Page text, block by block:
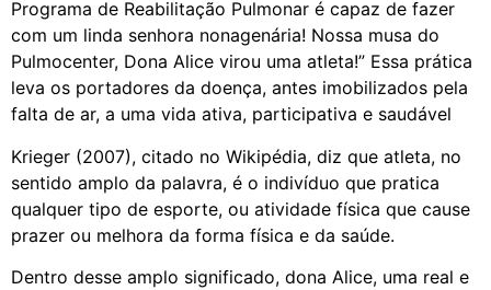
Programa de Reabilitação Pulmonar é capaz de fazer
com um linda senhora nonagenária! Nossa musa do
Pulmocenter, Dona Alice virou uma atleta!” Essa prática
leva os portadores da doença, antes imobilizados pela
falta de ar, a uma vida ativa, participativa e saudável
Krieger (2007), citado no Wikipédia, diz que atleta, no
sentido amplo da palavra, é o indivíduo que pratica
qualquer tipo de esporte, ou atividade física que cause
prazer ou melhora da forma física e da saúde.
Dentro desse amplo significado, dona Alice, uma real e